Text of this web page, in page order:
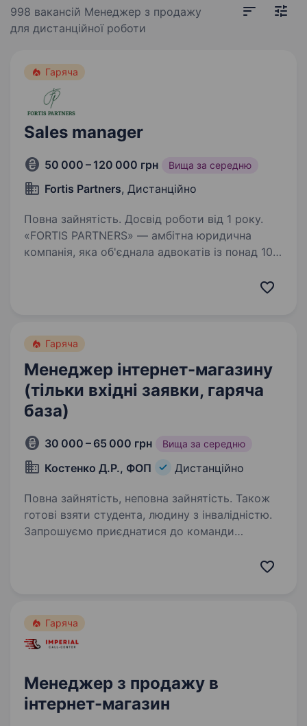
998 вакансій Менеджер з продажу
для дистанційної роботи
Гаряча
Sales manager
50 000 – 120 000 грн Вища за середню
Fortis Partners, Дистанційно
Повна зайнятість. Досвід роботи від 1 року.
«FORTIS PARTNERS» — амбітна юридична
компанія, яка об'єднала адвокатів із понад 10-
КУпАП та 81% рішень з користю для клієнта.
Гаряча
Менеджер інтернет-магазину
(тільки вхідні заявки, гаряча
база)
30 000 – 65 000 грн Вища за середню
Костенко Д.Р., ФОП Дистанційно
Повна зайнятість, неповна зайнятість. Також
готові взяти студента, людину з інвалідністю.
Запрошуємо приєднатися до команди
Гаряча
Менеджер з продажу в
інтернет-магазин